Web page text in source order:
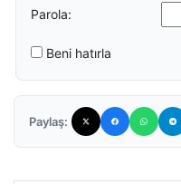
Parola:
Beni hatırla
Paylaş: